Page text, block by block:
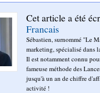
Cet article a été
Francais
Sébastien, surnommé "Le
marketing, spécialisé dans
Il est notamment connu
fameuse méthode des
jusqu'à un an de chiffre
activité !